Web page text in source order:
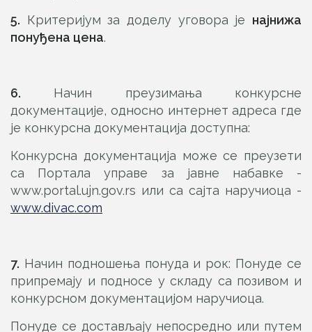
5. Критеријум за доделу уговора је најнижа
понуђена цена.
6. Начин преузимања конкурсне
документације, односно интернет адреса где
је конкурсна документација доступна:
Конкурсна документација може се преузети
са Портала управе за јавне набавке -
www.portal.ujn.gov.rs или са сајта наручиоца -
www.divac.com
7. Начин подношења понуда и рок: Понуде се
припремају и подносе у складу са позивом и
конкурсном документацијом наручиоца.
Понуде се достављају непосредно или путем